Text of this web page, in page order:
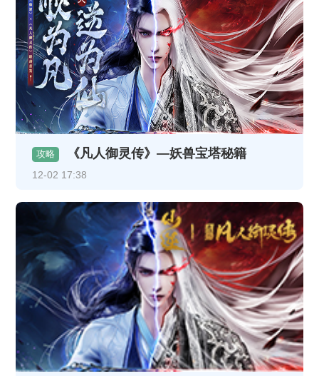
攻略 《凡人御灵传》—妖兽宝塔秘籍
12-02 17:38